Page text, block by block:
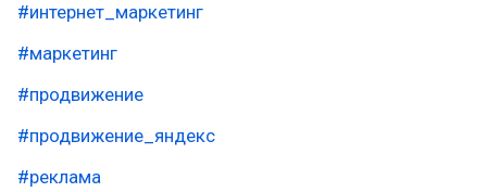
#интернет_маркетинг
#маркетинг
#продвижение
#продвижение_яндекс
#реклама